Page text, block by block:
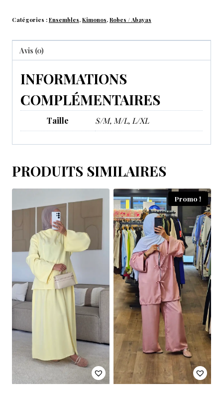
Catégories : Ensembles, Kimonos, Robes / Abayas
Avis (0)
INFORMATIONS
COMPLÉMENTAIRES
Taille S/M, M/L, L/XL
PRODUITS SIMILAIRES
Promo !